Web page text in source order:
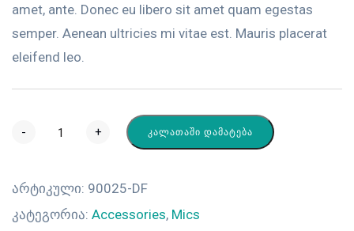
amet, ante. Donec eu libero sit amet quam egestas
semper. Aenean ultricies mi vitae est. Mauris placerat
eleifend leo.
- + ᲙᲐᲚᲐᲗᲐᲨᲘ ᲓᲐᲛᲐᲢᲔᲑᲐ
არტიკული: 90025-DF
კატეგორია: Accessories, Mics